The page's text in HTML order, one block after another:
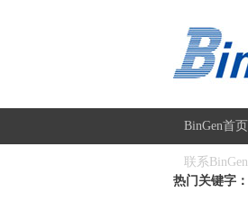
BinGen首页
联系BinGen
热门关键字：